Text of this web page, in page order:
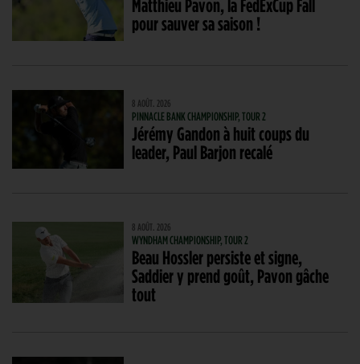
Matthieu Pavon, la FedExCup Fall
pour sauver sa saison !
8 AOÛT. 2026
PINNACLE BANK CHAMPIONSHIP, TOUR 2
Jérémy Gandon à huit coups du
leader, Paul Barjon recalé
8 AOÛT. 2026
WYNDHAM CHAMPIONSHIP, TOUR 2
Beau Hossler persiste et signe,
Saddier y prend goût, Pavon gâche
tout